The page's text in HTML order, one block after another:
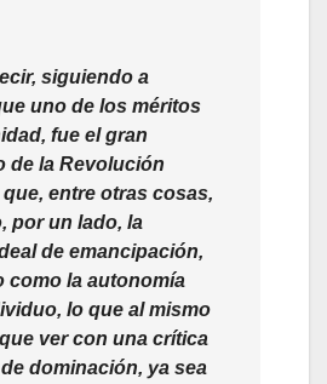
siguiendo a
uno de los méritos
fue el gran
de la Revolución
entre otras cosas,
por un lado, la
de emancipación,
como la autonomía
lo que al mismo
ver con una crítica
dominación, ya sea